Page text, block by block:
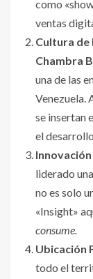
como
ventas
Cultura de
Chambra
una de las
Venezuela.
se insertan
el
liderado
no es solo
«Insight»
consume.
Ubicación
todo el